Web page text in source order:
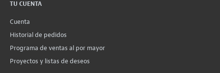
TU CUENTA
Cuenta
Historial de pedidos
Programa de ventas al por mayor
Proyectos y listas de deseos